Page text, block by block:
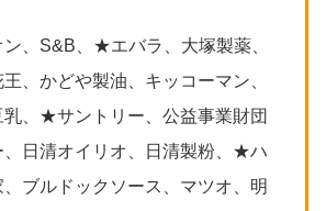
、S&B、★エバラ、大塚製薬、
、かどや製油、キッコーマン、
乳、★サントリー、公益事業財団
、日清オイリオ、日清製粉、★ハ
ブルドックソース、マツオ、明